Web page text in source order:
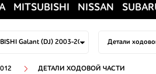
MITSUBISHI NISSAN
ДЕТАЛИ ХОДОВОЙ ЧАСТИ